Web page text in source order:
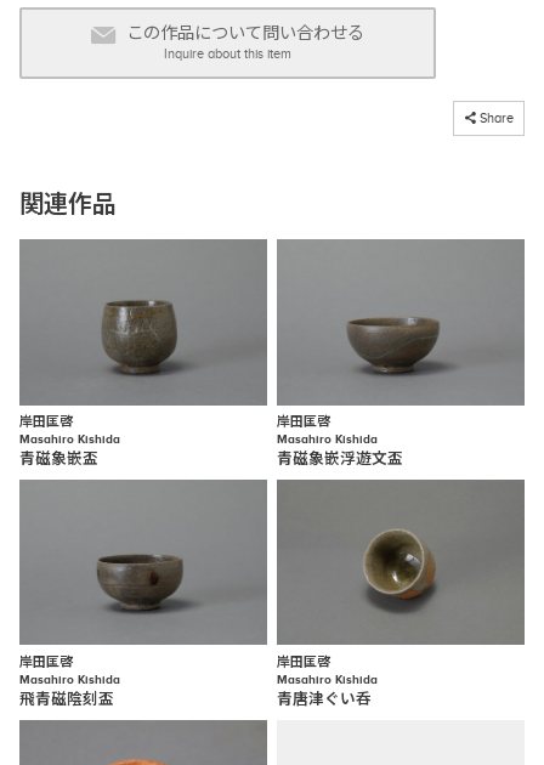
この作品について問い合わせる
Inquire about this item
Share
コピーしました
関連作品
岸田匡啓
Masahiro Kishida
青磁象嵌盃
岸田匡啓
Masahiro Kishida
青磁象嵌浮遊文盃
岸田匡啓
Masahiro Kishida
飛青磁陰刻盃
岸田匡啓
Masahiro Kishida
青唐津ぐい呑